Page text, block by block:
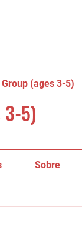
(ages 3-5)
3-5)
Sobre